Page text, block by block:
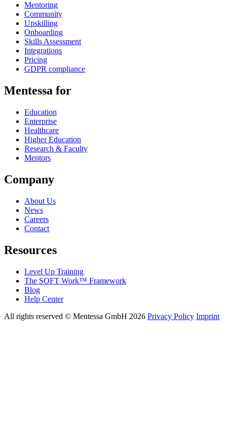
Mentoring
Community
Upskilling
Onboarding
Skills Assessment
Integrations
Pricing
GDPR compliance
Mentessa for
Education
Enterprise
Healthcare
Higher Education
Research & Faculty
Mentors
Company
About Us
News
Careers
Contact
Resources
Level Up Training
The SOFT Work™ Framework
Blog
Help Center
All rights reserved © Mentessa GmbH 2026 Privacy Policy Imprint